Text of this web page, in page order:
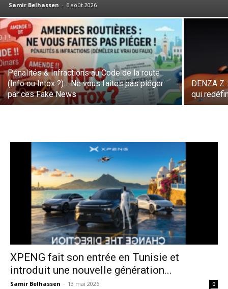
Samir Belhassen - 6 août 2026
Pénalités & Infractions au Code de la route
(Info ou Intox ?)… Ne vous faites pas piéger
par ces Fake News
DENZA Z
qui
XPENG fait son entrée en Tunisie et
introduit une nouvelle génération...
Samir Belhassen - 13 mai 2026 0